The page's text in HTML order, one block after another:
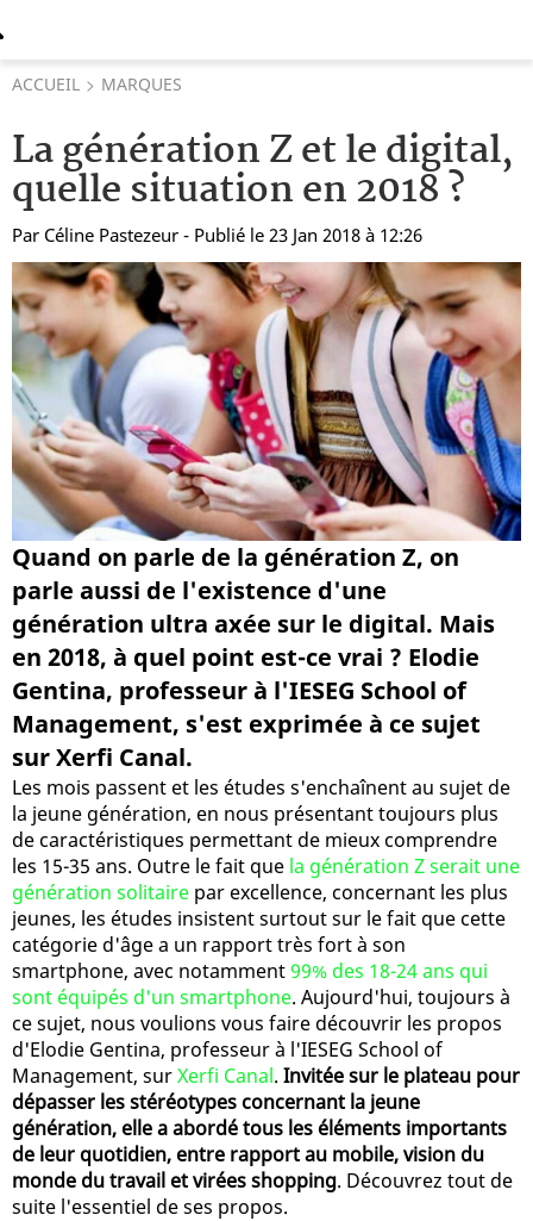
ACCUEIL MARQUES
La génération Z et le digital,
quelle situation en 2018 ?
Par Céline Pastezeur - Publié le 23 Jan 2018 à 12:26
Quand on parle de la génération Z, on
parle aussi de l'existence d'une
génération ultra axée sur le digital. Mais
en 2018, à quel point est-ce vrai ? Elodie
Gentina, professeur à l'IESEG School of
Management, s'est exprimée à ce sujet
sur Xerfi Canal.
Les mois passent et les études s'enchaînent au sujet de
la jeune génération, en nous présentant toujours plus
de caractéristiques permettant de mieux comprendre
les 15-35 ans. Outre le fait que la génération Z serait une
génération solitaire par excellence, concernant les plus
jeunes, les études insistent surtout sur le fait que cette
catégorie d'âge a un rapport très fort à son
smartphone, avec notamment99% des 18-24 ans qui
sont équipés d'un smartphone. Aujourd'hui, toujours à
ce sujet, nous voulions vous faire découvrir les propos
d'Elodie Gentina, professeur à l'IESEG School of
Management, surXerfi Canal. Invitée sur le plateau pour
dépasser les stéréotypes concernant la jeune
génération, elle a abordé tous les éléments importants
de leur quotidien, entre rapport au mobile, vision du
monde du travail et virées shopping. Découvrez tout de
suite l'essentiel de ses propos.